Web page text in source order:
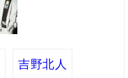
吉野北人